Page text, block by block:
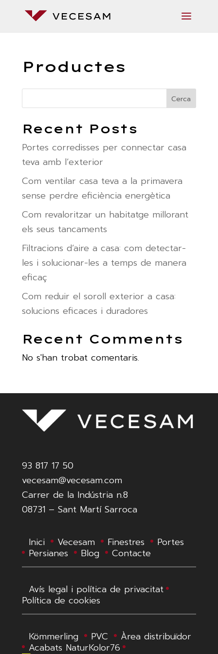
Productes
Cerca
Recent Posts
Portes corredisses per connectar casa
teva amb l’exterior
Com ventilar casa teva a la primavera
sense perdre eficiència energètica
Com revaloritzar un habitatge millorant
els seus tancaments
Filtracions d’aire a casa: com detectar-
les i solucionar-les a temps de manera
eficaç
Com reduir el soroll exterior a casa:
solucions eficaces i duradores
Recent Comments
No s'han trobat comentaris.
93 817 17 50
vecesam@vecesam.com
Carrer de la Indústria n.8
08731 – Sant Martí Sarroca
Inici Vecesam Finestres
Portes
Persianes
Blog Contacte
Avís legal i política de privacitat
Política de cookies
Kömmerling PVC
Àrea distribuïdor
Acabats NaturKolor76